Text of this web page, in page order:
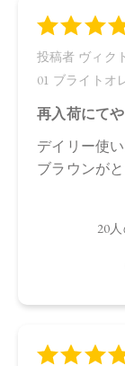
71×11×11㎜(高さx
【全成分】
トリイソステア
トステリル／イ
ル）、スクワラ
マワリ種子ロウ
デリラロウ炭化
マリー葉油、オ
モジ果実油、イ
ル、水酸化Ａｌ
黄４、赤２０２
【原産国】